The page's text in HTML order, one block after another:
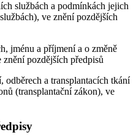
službách a podmínkách jejich
ve znění pozdějších
jménu a příjmení a o změně
pozdějších předpisů
odběrech a transplantacích tkání
(transplantační zákon), ve